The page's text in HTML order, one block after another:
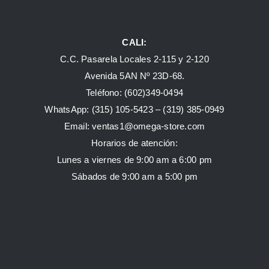
CALI:
C.C. Pasarela Locales 2-115 y 2-120
Avenida 5AN Nº 23D-68.
Teléfono: (602)349-0494
WhatsApp: (315) 105-5423 – (319) 385-0949
Email:ventas1@omega-store.com
Horarios de atención:
Lunes a viernes de 9:00 am a 6:00 pm
Sábados de 9:00 am a 5:00 pm